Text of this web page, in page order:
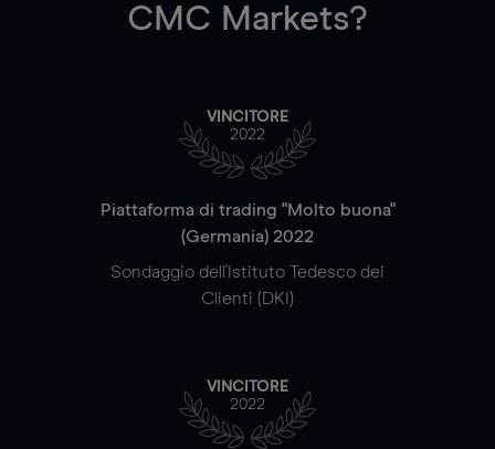
CMC Markets?
VINCITORE
2022
Piattaforma di trading "Molto buona"
(Germania) 2022
Sondaggio dell'Istituto Tedesco dei
Clienti (DKI)
VINCITORE
2022